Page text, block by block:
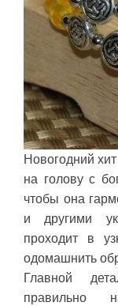
Новогодний
на голову с
чтобы она
и другими
проходит в
одомашнить
Главной
правильно